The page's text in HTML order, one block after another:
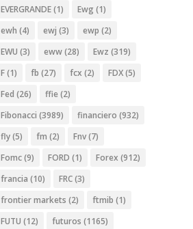
EVERGRANDE(1) Ewg (1)
ewh (4) ewj (3) ewp (2)
EWU (3) eww(28) Ewz (319)
F(1) fb (27) fcx (2) FDX(5)
Fed (26) ffie (2)
Fibonacci (3989) financiero (932)
fly(5) fm (2) Fnv(7)
Fomc(9) FORD (1) Forex (912)
francia (10) FRC(3)
frontier markets (2) ftmib (1)
FUTU (12) futuros (1165)